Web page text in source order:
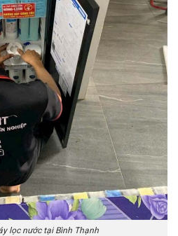
lọc nước tại Bình Thạnh